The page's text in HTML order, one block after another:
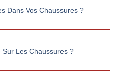
Dans Vos Chaussures ?
Les Chaussures ?